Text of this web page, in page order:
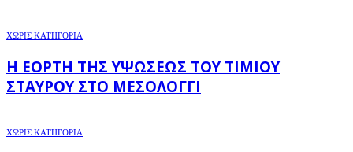
ΧΩΡΊΣ ΚΑΤΗΓΟΡΊΑ
Η ΕΟΡΤΉ ΤΗΣ ΥΨΏΣΕΩΣ ΤΟΥ ΤΙΜΊΟΥ
ΣΤΑΥΡΟΎ ΣΤΟ ΜΕΣΟΛΌΓΓΙ
ΧΩΡΊΣ ΚΑΤΗΓΟΡΊΑ